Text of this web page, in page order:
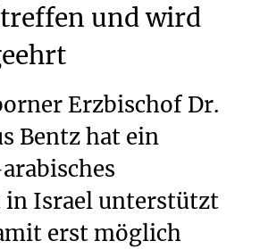
undwird
Erzbischof Dr.
Bentz hat ein
in Israel unterstützt
erst möglich